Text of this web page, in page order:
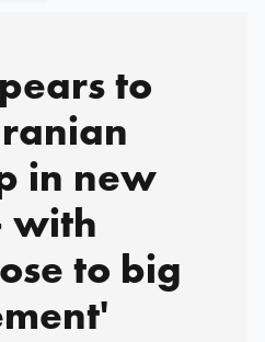
to
in new
with
to big